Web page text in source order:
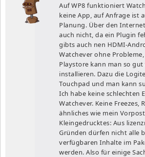
Auf WP8 funktioniert
keine App, auf Anfrage ist
Planung. Über den
auch nicht, da ein Plugin
gibts auch nen HDMI-
Watchever ohne
Playstore kann man so gut
installieren. Dazu die
Touchpad und man kann
Ich habe keine schlechten
Watchever. Keine Freezes,
ähnliches wie mein
Kleingedrucktes: Aus
Gründen dürfen nicht alle
verfügbaren Inhalte im
werden. Also für einige